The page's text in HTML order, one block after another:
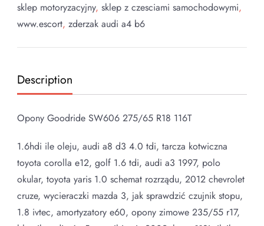
sklep motoryzacyjny, sklep z czesciami samochodowymi,
www.escort, zderzak audi a4 b6
Description
Opony Goodride SW606 275/65 R18 116T
1.6hdi ile oleju, audi a8 d3 4.0 tdi, tarcza kotwiczna
toyota corolla e12, golf 1.6 tdi, audi a3 1997, polo
okular, toyota yaris 1.0 schemat rozrządu, 2012 chevrolet
cruze, wycieraczki mazda 3, jak sprawdzić czujnik stopu,
1.8 ivtec, amortyzatory e60, opony zimowe 235/55 r17,